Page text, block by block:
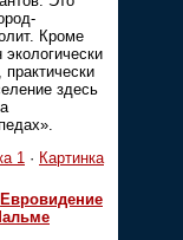
Кроме
экологически
практически
здесь
1 · Картинка
Евровидение